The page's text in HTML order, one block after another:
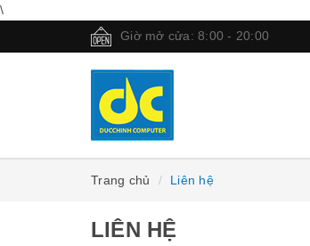
\
Giờ mở cửa: 8:00 - 20:00
Trang chủ Liên hệ
LIÊN HỆ